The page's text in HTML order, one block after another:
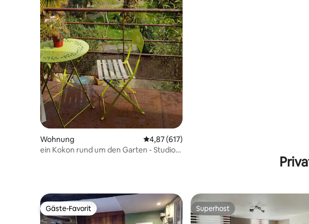
Wohnung Durchschnittliche Bewertung: 4,87 von 5, 617
4,87 (617)
ein Kokon rund um den Garten - Studio
Gäste-Favorit
Gäste-Favorit Superhost
Superhost